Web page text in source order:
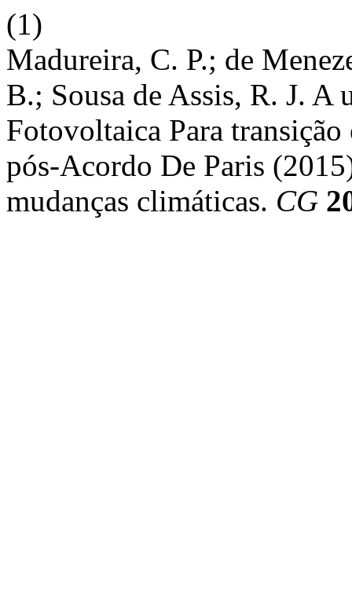
(1)
Madureira, C. P.; de
B.; Sousa de Assis, R. J. A
Fotovoltaica Para
pós-Acordo De Paris
mudanças climáticas. CG